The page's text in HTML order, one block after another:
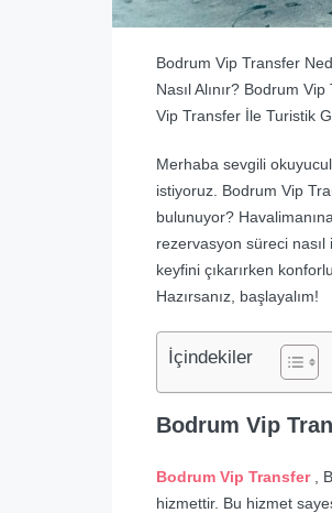
Bodrum Vip Transfer
Nasıl Alınır? Bodrum
Vip Transfer İle Turistik
Merhaba sevgili
istiyoruz. Bodrum Vip
bulunuyor?
rezervasyon süreci nasıl
keyfini çıkarırken
Hazırsanız, başlayalım!
İçindekiler
Bodrum Vip
Bodrum Vip Transfer
,
hizmettir. Bu hizmet